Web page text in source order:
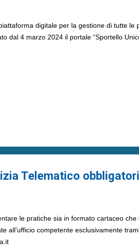
digitale per la gestione di tutte le
dal 4 marzo 2024 il portale “Sportello
Telematico
le pratiche sia in formato cartaceo
all’ufficio competente esclusivamente